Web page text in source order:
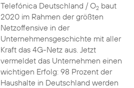
Telefónica Deutschland / O2baut
2020 im Rahmen der größten
Netzoffensive in der
Unternehmensgeschichte mit aller
Kraft das 4G-Netz aus. Jetzt
vermeldet das Unternehmen einen
wichtigen Erfolg: 98 Prozent der
Haushalte in Deutschland werden